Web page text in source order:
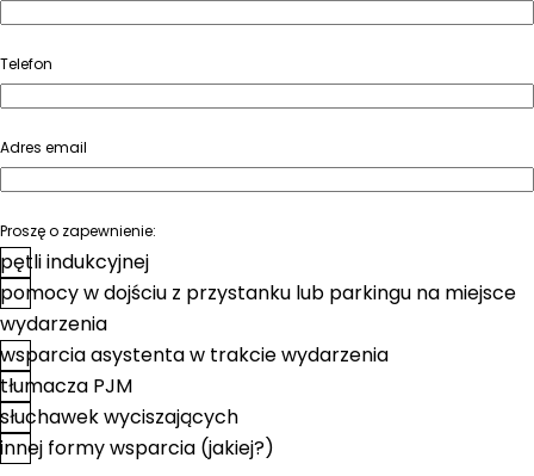
Telefon
Adres email
Proszę o zapewnienie:
pętli indukcyjnej
pomocy w dojściu z przystanku lub parkingu na miejsce
wydarzenia
wsparcia asystenta w trakcie wydarzenia
tłumacza PJM
słuchawek wyciszających
innej formy wsparcia (jakiej?)